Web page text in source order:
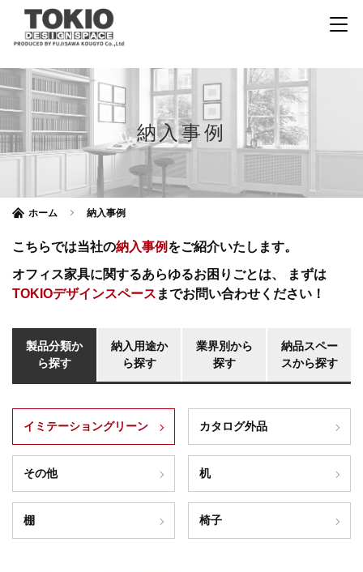
納入事例
ホーム 納入事例
こちらでは当社の納入事例 をご紹介いたします。
オフィス家具に関するあらゆるお困りごとは、
まずは
TOKIOデザインスペース までお問い合わせください！
製品分類か
ら探す
納入用途か
ら探す
業界別から
探す
納品スペー
スから探す
イミテーショングリーン カタログ外品
その他 机
棚 椅子